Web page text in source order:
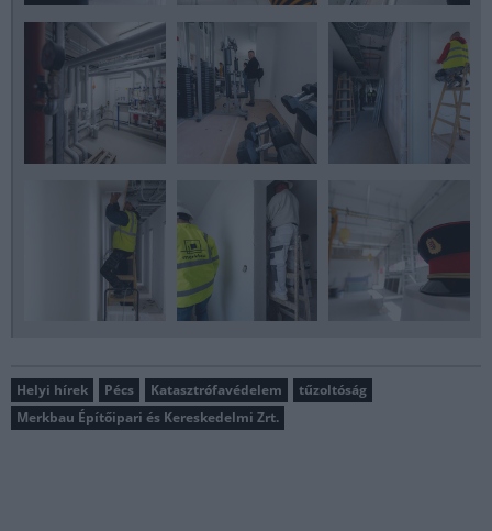
Helyi hírek Pécs Katasztrófavédelem
tűzoltóság
Merkbau Építőipari és Kereskedelmi Zrt.